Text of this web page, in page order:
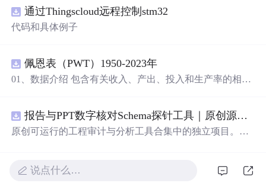
张图片、直接读取整个文件夹内所有 JPG/PNG 图像，可自
定义输出图片分辨率、调节 JPG0~100 区间压缩质量，自
观展示压缩效果。 适用人群 Qt/C++ 零基础初学者，学习
QImage 图像绘图、文件目录遍历、UI 交互开发； 需要本
地批量处理图片的办公、设计、自媒体从业者； 想要学习
习者。 使用场景 自媒体批量压缩配图，降低图片体积节省
上传流量； 摄影、设计批量统一图片尺寸，批量轻量化相
册图片； 程序开发学习：QFileDialog 文件选择、QDir 文
案例。 工具核心功能清单 双模式导入图片：手动多选单张
通过Thingscloud远程控制stm32
代码和具体例子
佩恩表（PWT）1950-2023年
01、数据介绍 包含有关收入、产出、投入和生产率的相对
翻译使用说明，英文原版使用说明。 数据名称：佩恩表
（PWT） 数据年份：1950-2023年
报告与PPT数字核对Schema探针工具｜原创源码+测试+离线报告
原创可运行的工程审计与分析工具合集中的独立项目。每
VG 报告、1080×720 运行效果图、README、运行说明、
说点什么…